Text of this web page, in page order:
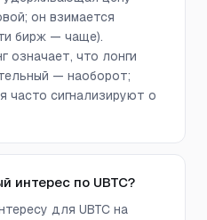
он взимается
бирж — чаще).
означает, что лонги
— наоборот;
часто сигнализируют о
интерес по UBTC?
для UBTC на